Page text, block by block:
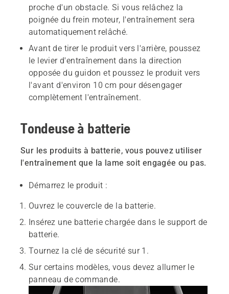
proche d'un obstacle. Si vous relâchez la
poignée du frein moteur, l'entraînement sera
automatiquement relâché.
Avant de tirer le produit vers l'arrière, poussez
le levier d'entraînement dans la direction
opposée du guidon et poussez le produit vers
l'avant d'environ 10 cm pour désengager
complètement l'entraînement.
Tondeuse à batterie
Sur les produits à batterie, vous pouvez utiliser
l'entraînement que la lame soit engagée ou pas.
Démarrez le produit :
Ouvrez le couvercle de la batterie.
Insérez une batterie chargée dans le support de
batterie.
Tournez la clé de sécurité sur 1.
Sur certains modèles, vous devez allumer le
panneau de commande.